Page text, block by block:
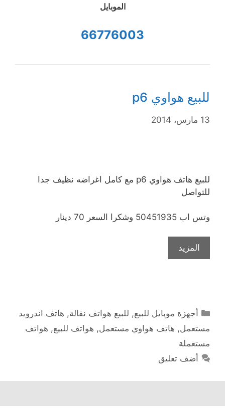
الموبايل
66776003
للبيع هواوي p6
13 مارس، 2014
للبيع هاتف هواوي p6 مع كامل اغراضه نظيف جدا
للتواصل
وتس اب 50451935 وشكرا السعر 70 دينار
المزيد
التصنيفات
أجهزة موبايل للبيع, للبيع هواتف نقالة, هاتف اندرويد
مستعمل, هاتف هواوي مستعمل, هواتف للبيع, هواتف
مستعملة
أضف تعليق